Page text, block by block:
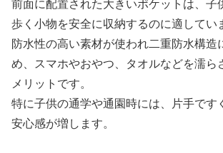
前面に配置された大きいポケットは、子
歩く小物を安全に収納するのに適してい
防水性の高い素材が使われ二重防水構造
め、スマホやおやつ、タオルなどを濡ら
メリットです。
特に子供の通学や通園時には、片手です
安心感が増します。